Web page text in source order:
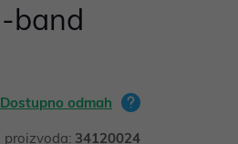
band
Dostupno odmah
proizvoda: 34120024